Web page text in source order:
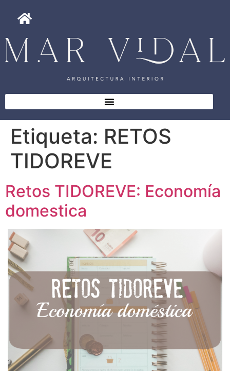
Etiqueta: RETOS
TIDOREVE
Retos TIDOREVE: Economía
domestica